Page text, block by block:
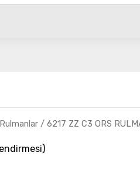
/ 6217 ZZ C3 ORS